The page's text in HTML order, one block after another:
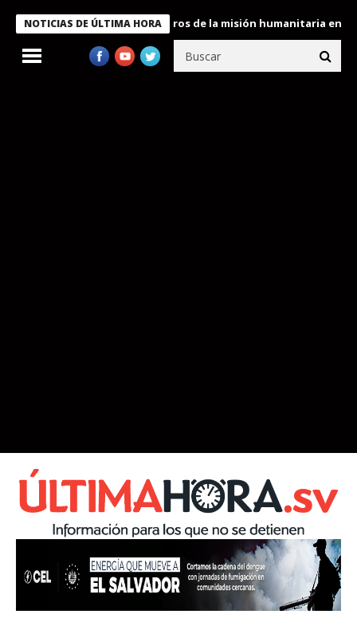
NOTICIAS DE ÚLTIMA HORA
condecora a miembros de la misión humanitaria enviada a